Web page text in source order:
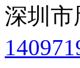
深圳市